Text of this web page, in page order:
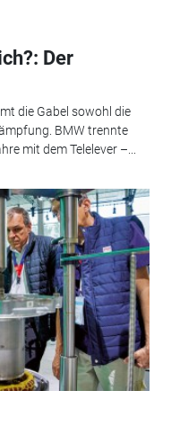
Der
die Gabel sowohl die
BMW trennte
mit dem Telelever –...